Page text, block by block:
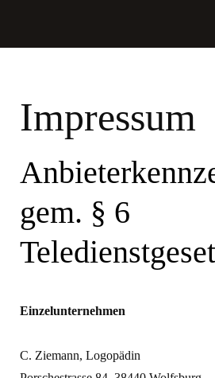
THERAPIE
STOTTERN
ANFAHRT
Impressum
gem. § 6
Einzelunternehmen
C. Ziemann, Logopädin